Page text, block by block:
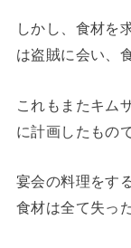
しかし、食材を
は盗賊に会い、
これもまたキム
に計画したもの
宴会の料理をす
食材は全て失っ